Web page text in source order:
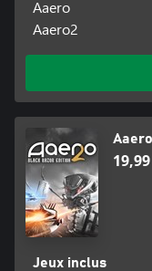
Aaero
Aaero2
Jeux inclus